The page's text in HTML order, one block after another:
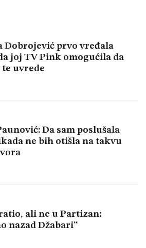
Dobrojević prvo vređala
joj TV Pink omogućila da
uvrede
Da sam poslušala
ne bih otišla na takvu
ali ne u Partizan:
nazad Džabari“